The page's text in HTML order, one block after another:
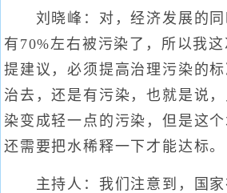
刘晓峰：对，经济发展的同
有70%左右被污染了，所以我
提建议，必须提高治理污染的
治去，还是有污染，也就是说
染变成轻一点的污染，但是这个
还需要把水稀释一下才能达标。
主持人：我们注意到，国家